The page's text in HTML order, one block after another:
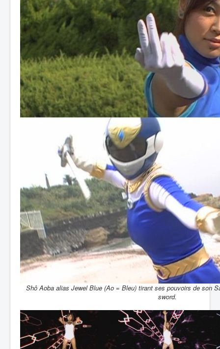
Shô Aoba alias Jewel Blue (Ao = Bleu) tirant ses pouvoirs de son
sword.